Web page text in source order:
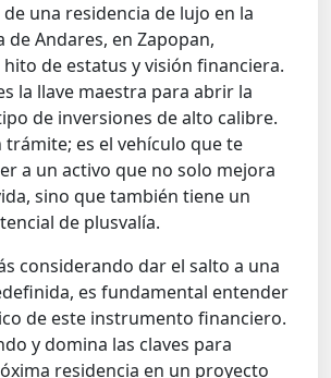
una residencia de lujo en la
de Andares, en Zapopan,
de estatus y visión financiera.
la llave maestra para abrir la
de inversiones de alto calibre.
trámite; es el vehículo que te
a un activo que no solo mejora
sino que también tiene un
de plusvalía.
considerando dar el salto a una
es fundamental entender
de este instrumento financiero.
y domina las claves para
residencia en un proyecto